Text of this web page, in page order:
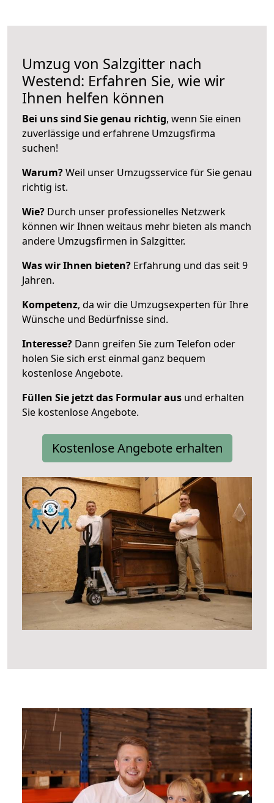
Umzug von Salzgitter nach
Westend: Erfahren Sie, wie wir
Ihnen helfen können
Bei uns sind Sie genau richtig, wenn Sie einen
zuverlässige und erfahrene Umzugsfirma
suchen!
Warum?Weil unser Umzugsservice für Sie genau
richtig ist.
Wie? Durch unser professionelles Netzwerk
können wir Ihnen weitaus mehr bieten als manch
andere Umzugsfirmen in Salzgitter.
Was wir Ihnen bieten? Erfahrung und das seit 9
Jahren.
Kompetenz, da wir die Umzugsexperten für Ihre
Wünsche und Bedürfnisse sind.
Interesse? Dann greifen Sie zum Telefon oder
holen Sie sich erst einmal ganz bequem
kostenlose Angebote.
Füllen Sie jetzt das Formular aus und erhalten
Sie kostenlose Angebote.
Kostenlose Angebote erhalten